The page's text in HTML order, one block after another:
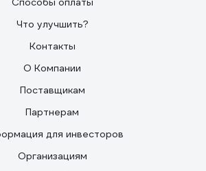
Что улучшить?
Контакты
О Компании
Поставщикам
Партнерам
для инвесторов
Организациям